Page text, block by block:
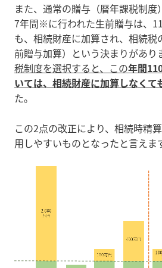
また、通常の贈与（暦年課税制
7年間※に行われた生前贈与は、
も、相続財産に加算され、相続税
前贈与加算）という決まりがあり
税制度を選択すると、 この年間
いては、相続財産に加算しなくて
た。
この2点の改正により、相続時精
用しやすいものとなったと言えま